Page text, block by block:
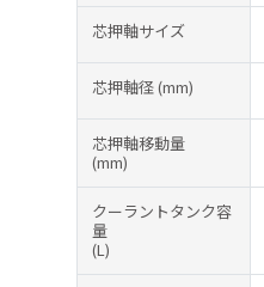
芯押軸サイズ
芯押軸径(mm)
芯押軸移動量
(mm)
クーラントタンク容
量
(L)